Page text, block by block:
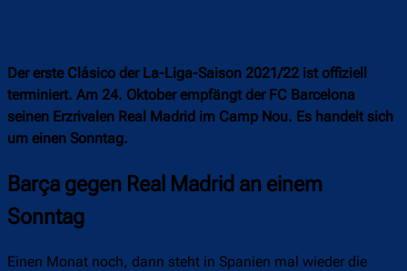
Der erste Clásico der La-Liga-Saison 2021/22 ist offiziell
terminiert. Am 24. Oktober empfängt der FC Barcelona
seinen Erzrivalen Real Madrid im Camp Nou. Es handelt sich
um einen Sonntag.
Barça gegen Real Madrid an einem
Sonntag
Einen Monat noch, dann steht in Spanien mal wieder die